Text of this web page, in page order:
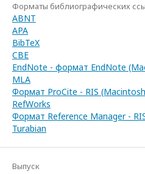
Форматы библиографических
ABNT
APA
BibTeX
CBE
EndNote - формат EndNote
MLA
Формат ProCite - RIS
RefWorks
Формат Reference Manager -
Turabian
Выпуск